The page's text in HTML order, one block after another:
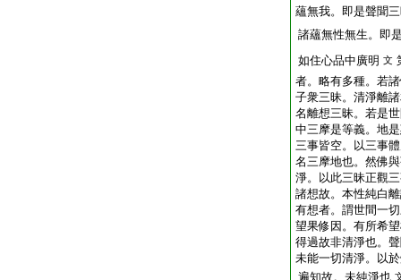
蘊無我。即是聲聞
諸蘊無性無生。即
如住心品中廣明 文
者。略有多種。若
子衆三昧。清淨離
名離想三昧。若是
中三摩是等義。地
三事皆空。以三事
名三摩地也。然佛
淨。以此三昧正觀
諸想故。本性純白
有想者。謂世間一
望果修因。有所希
得過故非清淨也。
未能一切清淨。以
遍知故。未純淨也